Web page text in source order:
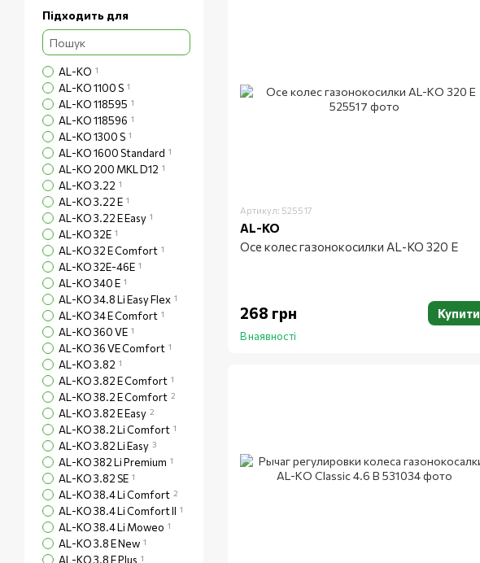
Артикул: 525517
AL-KO
Осе колес газонокосилки AL-KO 320 E
268 грн Купити
В наявності
Підходить для
AL-KO 1
AL-KO 1100 S 1
AL-KO 118595 1
AL-KO 118596 1
AL-KO 1300 S 1
AL-KO 1600 Standard 1
AL-KO 200 MKL D12 1
AL-KO 3.22 1
AL-KO 3.22 E 1
AL-KO 3.22 E Easy 1
AL-KO 32E 1
AL-KO 32 E Comfort 1
AL-KO 32Е-46Е 1
AL-KO 340 E 1
AL-KO 34.8 Li Easy Flex 1
AL-KO 34 E Comfort 1
AL-KO 360 VE 1
AL-KO 36 VE Comfort 1
AL-KO 3.82 1
AL-KO 3.82 E Comfort 1
AL-KO 38.2 E Comfort 2
AL-KO 3.82 E Easy 2
AL-KO 38.2 Li Comfort 1
AL-KO 3.82 Li Easy 3
AL-KO 382 Li Premium 1
AL-KO 3.82 SE 1
AL-KO 38.4 Li Comfort 2
AL-KO 38.4 Li Comfort II 1
AL-KO 38.4 Li Moweo 1
AL-KO 3.8 E New 1
AL-KO 3.8 E Plus 1